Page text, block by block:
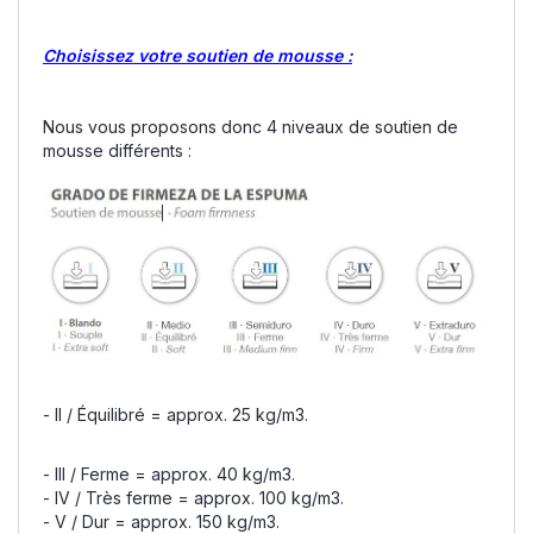
Choisissez votre soutien de mousse :
Nous vous proposons donc 4 niveaux de soutien de
mousse différents :
- II / Équilibré = approx. 25 kg/m3.
- III / Ferme = approx. 40 kg/m3.
- IV / Très ferme = approx. 100 kg/m3.
- V / Dur = approx. 150 kg/m3.